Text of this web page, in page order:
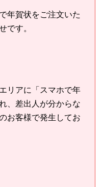
年賀状をご注文いた
です。
リアに「スマホで年
、差出人が分からな
お客様で発生してお